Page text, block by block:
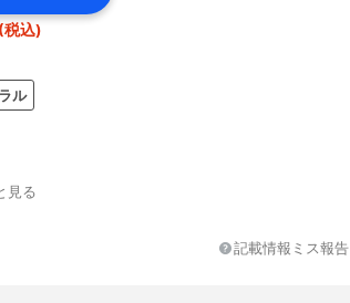
込)
ル
見る
記載情報ミス報告